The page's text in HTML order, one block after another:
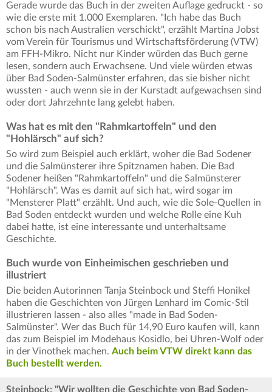
Gerade wurde das Buch in der zweiten Auflage gedruckt - so
wie die erste mit 1.000 Exemplaren. "Ich habe das Buch
schon bis nach Australien verschickt", erzählt Martina Jobst
vom Verein für Tourismus und Wirtschaftsförderung (VTW)
am FFH-Mikro. Nicht nur Kinder würden das Buch gerne
lesen, sondern auch Erwachsene. Und viele würden etwas
über Bad Soden-Salmünster erfahren, das sie bisher nicht
wussten - auch wenn sie in der Kurstadt aufgewachsen sind
oder dort Jahrzehnte lang gelebt haben.
Was hat es mit den "Rahmkartoffeln" und den
"Hohlärsch" auf sich?
So wird zum Beispiel auch erklärt, woher die Bad Sodener
und die Salmünsterer ihre Spitznamen haben. Die Bad
Sodener heißen "Rahmkartoffeln" und die Salmünsterer
"Hohlärsch". Was es damit auf sich hat, wird sogar im
"Mensterer Platt" erzählt. Und auch, wie die Sole-Quellen in
Bad Soden entdeckt wurden und welche Rolle eine Kuh
dabei hatte, ist eine interessante und unterhaltsame
Geschichte.
Buch wurde von Einheimischen geschrieben und
illustriert
Die beiden Autorinnen Tanja Steinbock und Steffi Honikel
haben die Geschichten von Jürgen Lenhard im Comic-Stil
illustrieren lassen - also alles "made in Bad Soden-
Salmünster". Wer das Buch für 14,90 Euro kaufen will, kann
das zum Beispiel im Modehaus Kosidlo, bei Uhren-Wolf oder
in der Vinothek machen. Auch beim VTW direkt kann das
Buch bestellt werden.
Steinbock: "Wir wollten die Geschichte von Bad Soden-